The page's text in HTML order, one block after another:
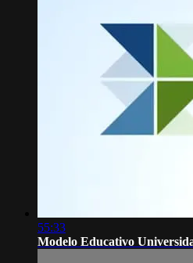
55:33
Modelo Educativo